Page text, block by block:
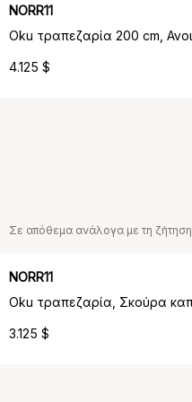
NORR11
4.125 $
Σε απόθεμα ανάλογα με τη ζήτηση
NORR11
3.125 $